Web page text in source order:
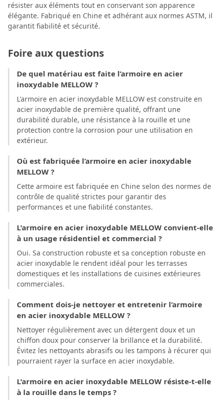
résister aux éléments tout en conservant son apparence
élégante. Fabriqué en Chine et adhérant aux normes ASTM, il
garantit fiabilité et sécurité.
Foire aux questions
De quel matériau est faite l’armoire en acier
inoxydable MELLOW ?
L'armoire en acier inoxydable MELLOW est construite en
acier inoxydable de première qualité, offrant une
durabilité durable, une résistance à la rouille et une
protection contre la corrosion pour une utilisation en
extérieur.
Où est fabriquée l’armoire en acier inoxydable
MELLOW ?
Cette armoire est fabriquée en Chine selon des normes de
contrôle de qualité strictes pour garantir des
performances et une fiabilité constantes.
L'armoire en acier inoxydable MELLOW convient-elle
à un usage résidentiel et commercial ?
Oui. Sa construction robuste et sa conception robuste en
acier inoxydable le rendent idéal pour les terrasses
domestiques et les installations de cuisines extérieures
commerciales.
Comment dois-je nettoyer et entretenir l’armoire
en acier inoxydable MELLOW ?
Nettoyer régulièrement avec un détergent doux et un
chiffon doux pour conserver la brillance et la durabilité.
Évitez les nettoyants abrasifs ou les tampons à récurer qui
pourraient rayer la surface en acier inoxydable.
L'armoire en acier inoxydable MELLOW résiste-t-elle
à la rouille dans le temps ?